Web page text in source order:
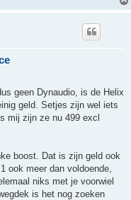
geen Dynaudio, is de Helix
geld. Setjes zijn wel iets
mij zijn ze nu 499 excl
boost. Dat is zijn geld ook
ook meer dan voldoende,
niks met je voorwiel
is het nog zoeken